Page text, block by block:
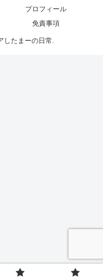
プロフィール
免責事項
たまーの日常.